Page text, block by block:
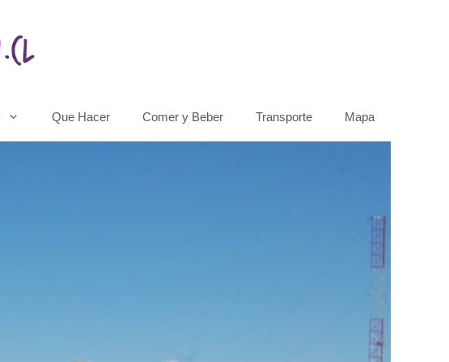
Que Hacer Comer y Beber Transporte Mapa